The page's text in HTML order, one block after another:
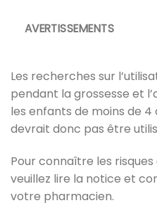
AVERTISSEMENTS
Les recherches sur
pendant la grossesse et
les enfants de moins de 4
devrait donc pas être
Pour connaître les
veuillez lire la notice et
votre pharmacien.